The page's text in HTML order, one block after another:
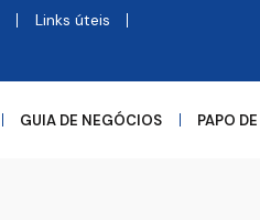
Links úteis
GUIA DE NEGÓCIOS PAPO